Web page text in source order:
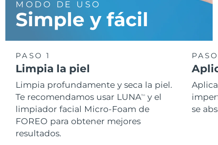
MODO DE USO
Simple y fácil
PASO 1
Limpia la piel
Limpia profundamente y seca la piel.
Te recomendamos usar LUNATM
y el
limpiador facial Micro-Foam de
FOREO para obtener mejores
resultados.
se